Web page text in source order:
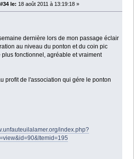
le: 18 août 2011 à 13:19:18 »
dernière lors de mon passage éclair
au niveau du ponton et du coin pic
fonctionnel, agréable et vraiment
profit de l'association qui gére le ponton
index.php?